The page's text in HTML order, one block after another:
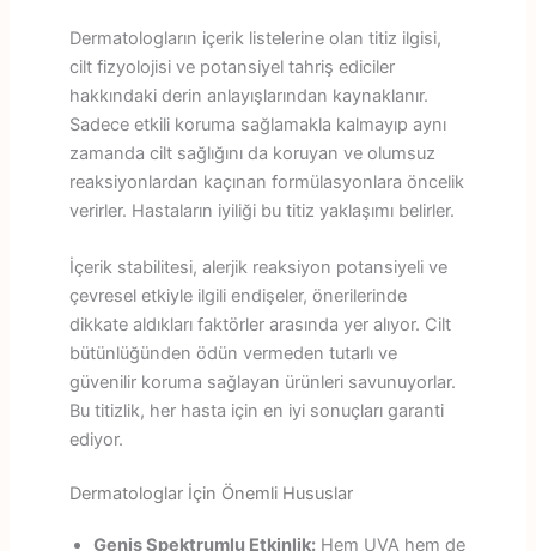
Dermatologların içerik listelerine olan titiz ilgisi,
cilt fizyolojisi ve potansiyel tahriş ediciler
hakkındaki derin anlayışlarından kaynaklanır.
Sadece etkili koruma sağlamakla kalmayıp aynı
zamanda cilt sağlığını da koruyan ve olumsuz
reaksiyonlardan kaçınan formülasyonlara öncelik
verirler. Hastaların iyiliği bu titiz yaklaşımı belirler.
İçerik stabilitesi, alerjik reaksiyon potansiyeli ve
çevresel etkiyle ilgili endişeler, önerilerinde
dikkate aldıkları faktörler arasında yer alıyor. Cilt
bütünlüğünden ödün vermeden tutarlı ve
güvenilir koruma sağlayan ürünleri savunuyorlar.
Bu titizlik, her hasta için en iyi sonuçları garanti
ediyor.
Dermatologlar İçin Önemli Hususlar
Geniş Spektrumlu Etkinlik:Hem UVA hem de